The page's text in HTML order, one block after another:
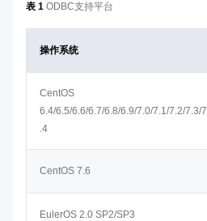
表 1 ODBC支持平台
操作系统
CentOS
6.4/6.5/6.6/6.7/6.8/6.9/7.0/7.1/7.2/7.3/7
.4
CentOS 7.6
EulerOS 2.0 SP2/SP3